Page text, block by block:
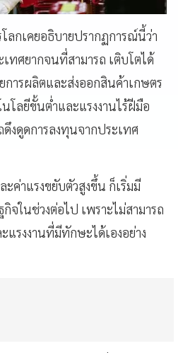
ลกเคยอธิบายปรากฏการณ์นี้ว่า
ทศยากจนที่สามารถ เติบโตได้
ยการผลิตและส่งออกสินค้าเกษตร
โลยีขั้นต่ำและแรงงานไร้ฝีมือ
ดึงดูดการลงทุนจากประเทศ
ค่าแรงขยับตัวสูงขึ้น ก็เริ่มมี
ในช่วงต่อไป เพราะไม่สามารถ
รงงานที่มีทักษะได้เองอย่าง